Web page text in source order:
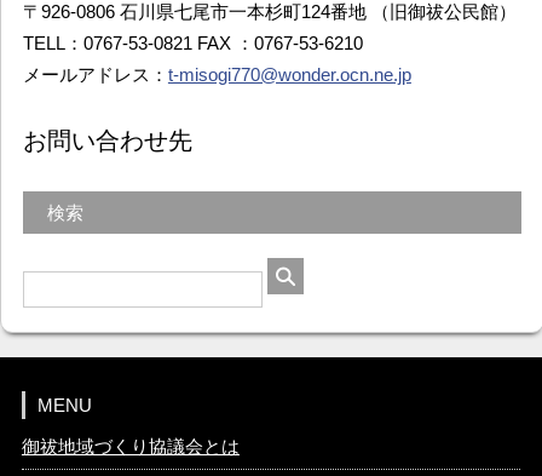
〒926-0806 石川県七尾市一本杉町124番地 （旧御祓公民館）
TELL：0767-53-0821 FAX ：0767-53-6210
メールアドレス： t-misogi770@wonder.ocn.ne.jp
お問い合わせ先
検索
MENU
御祓地域づくり協議会とは